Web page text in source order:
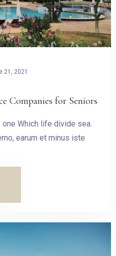
21, 2021
Companies for Seniors
Which life divide sea.
earum et minus iste